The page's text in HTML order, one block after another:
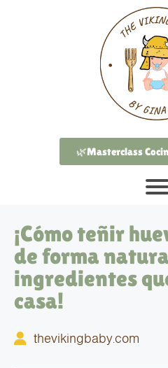
🌿Masterclass
¡Cómo teñir
de forma
ingredientes
casa!
thevikingbaby.com